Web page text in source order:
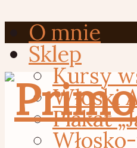
O mnie
Sklep
Kursy
Włoski
Plakat